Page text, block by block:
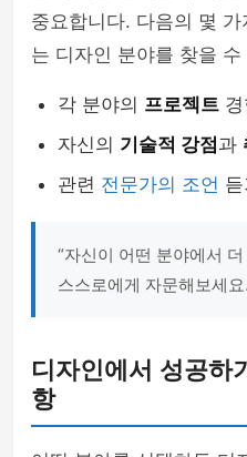
중요합니다. 다음의 몇
는 디자인 분야를 찾을 수
각 분야의 프로젝트
자신의 기술적 강점과
관련 전문가의 조언 듣
“자신이 어떤 분야에서
스스로에게 자문해보세요
디자인에서 성공하
항